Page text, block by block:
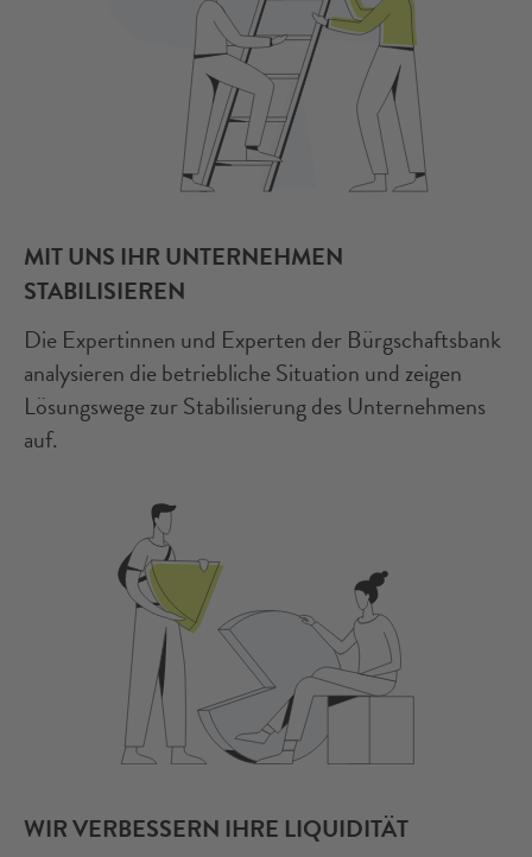
MIT UNS IHR UNTERNEHMEN
STABILISIEREN
Die Expertinnen und Experten der Bürgschaftsbank
analysieren die betriebliche Situation und zeigen
Lösungswege zur Stabilisierung des Unternehmens
auf.
WIR VERBESSERN IHRE LIQUIDITÄT